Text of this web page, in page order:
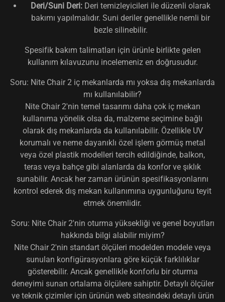
Deri/Suni Deri: Deri temizleyicileri ile düzenli olarak
bakımı yapılmalıdır. Suni deriler genellikle nemli bir
bezle silinebilir.
Spesifik bakım talimatları için ürünle birlikte gelen
kullanım kılavuzunu incelemeniz en doğrusudur.
Soru: Nite Chair 2 iç mekanlarda mı yoksa dış mekanlarda
mı kullanılabilir?
Nite Chair 2'nin temel tasarımı daha çok iç mekan
kullanıma yönelik olsa da, malzeme seçimine bağlı
olarak dış mekanlarda da kullanılabilir. Özellikle UV
korumalı ve neme dayanıklı özel işlem görmüş metal
veya özel plastik modelleri tercih edildiğinde, balkon,
teras veya bahçe gibi alanlarda da konfor ve şıklık
sunabilir. Ancak her zaman ürünün spesifikasyonlarını
kontrol ederek dış mekan kullanımına uygunluğunu teyit
etmek önemlidir.
Soru: Nite Chair 2'nin oturma yüksekliği ve genel boyutları
hakkında bilgi alabilir miyim?
Nite Chair 2'nin standart ölçüleri modelden modele veya
sunulan konfigürasyonlara göre küçük farklılıklar
gösterebilir. Ancak genellikle konforlu bir oturma
deneyimi sunan ortalama ölçülere sahiptir. Detaylı ölçüler
ve teknik çizimler için ürünün web sitesindeki detaylı ürün